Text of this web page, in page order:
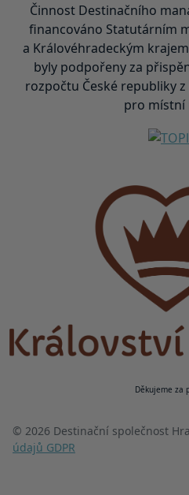
Činnost Destinačního
financováno Statutárním
a Královéhradeckým
byly podpořeny za
rozpočtu České republiky
pro místní
Děkujeme za
© 2026 Destinační společnost
údajů GDPR